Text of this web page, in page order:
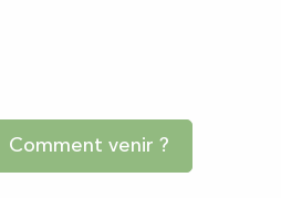
Comment venir ?